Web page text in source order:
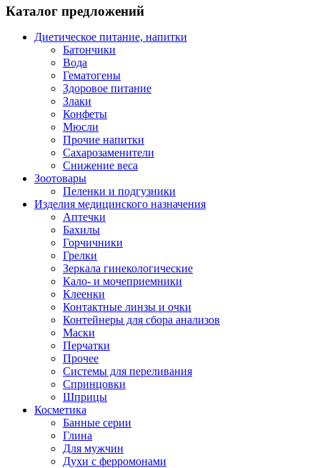
Каталог предложений
Диетическое питание, напитки
Батончики
Вода
Гематогены
Здоровое питание
Злаки
Конфеты
Мюсли
Прочие напитки
Сахарозаменители
Снижение веса
Зоотовары
Пеленки и подгузники
Изделия медицинского назначения
Аптечки
Бахилы
Горчичники
Грелки
Зеркала гинекологические
Кало- и мочеприемники
Клеенки
Контактные линзы и очки
Контейнеры для сбора анализов
Маски
Перчатки
Прочее
Системы для переливания
Спринцовки
Шприцы
Косметика
Банные серии
Глина
Для мужчин
Духи с ферромонами